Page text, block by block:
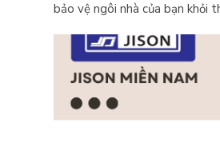
bảo vệ ngôi nhà của bạn khỏi